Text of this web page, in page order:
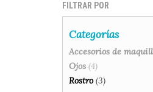
FILTRAR POR
Categorías
Accesorios de
Ojos (4)
Rostro(3)